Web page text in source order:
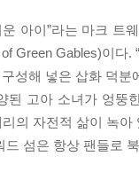
아이”라는 마크 트
Green Gables)이다
구성해 넣은 삽화 덕
된 고아 소녀가 엉
의 자전적 삶이 녹
드 섬은 항상 팬들로